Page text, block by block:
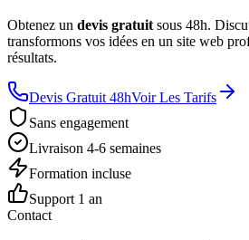
Obtenez un devis gratuit sous 48h.
transformons vos idées en un site web
résultats.
Devis Gratuit 48hVoir Les Tarifs
Sans engagement
Livraison 4-6 semaines
Formation incluse
Support 1 an
Contact